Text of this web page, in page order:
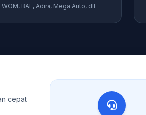
WOM, BAF, Adira, Mega Auto, dll.
cepat